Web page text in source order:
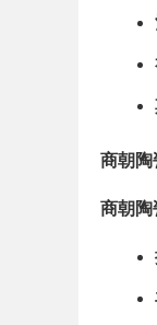
商朝陶
商朝陶